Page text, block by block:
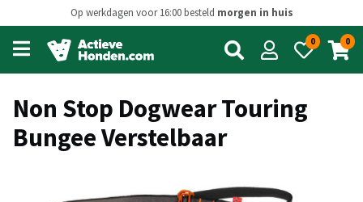
Op werkdagen voor 16:00 besteld morgen in huis
Open
main
menu
0 0
Non Stop Dogwear Touring
Bungee Verstelbaar